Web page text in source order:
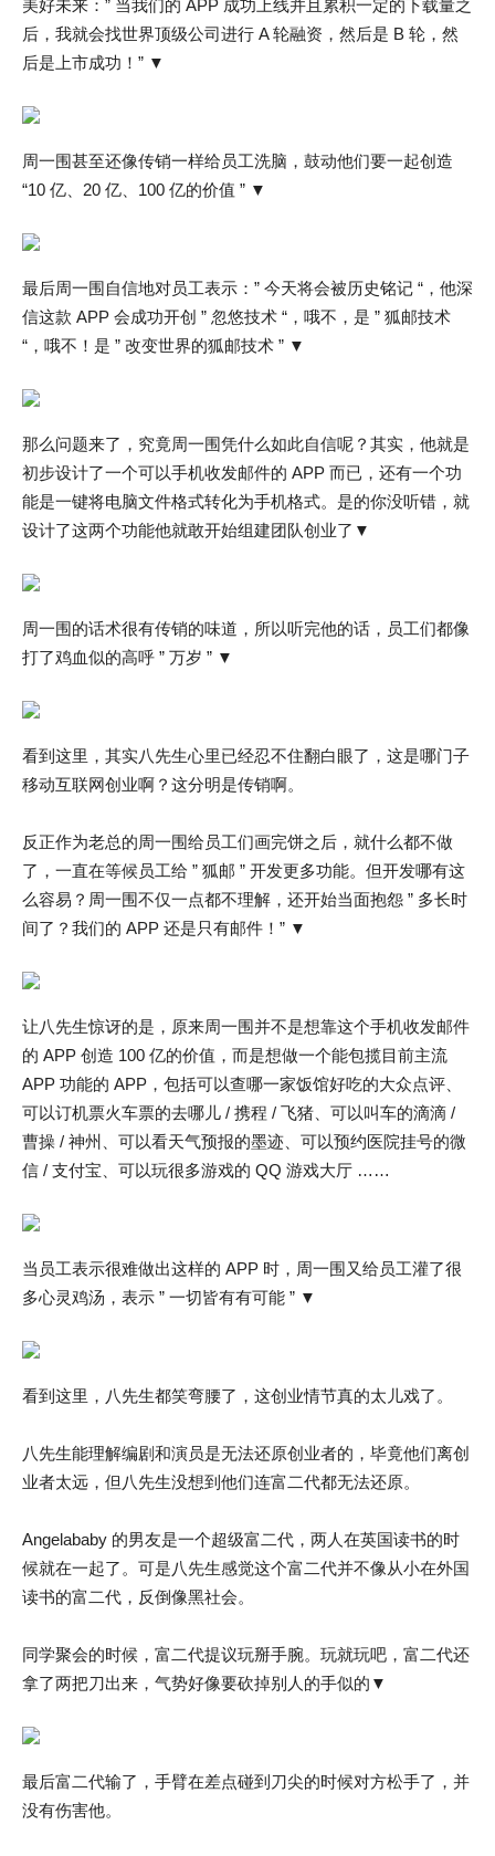
美好未来：” 当我们的 APP 成功上线并且累积一定的下载量之
后，我就会找世界顶级公司进行 A 轮融资，然后是 B 轮，然
后是上市成功！” ▼
周一围甚至还像传销一样给员工洗脑，鼓动他们要一起创造
“10 亿、20 亿、100 亿的价值 ” ▼
最后周一围自信地对员工表示：” 今天将会被历史铭记 “，他深
信这款 APP 会成功开创 ” 忽悠技术 “，哦不，是 ” 狐邮技术
“，哦不！是 ” 改变世界的狐邮技术 ” ▼
那么问题来了，究竟周一围凭什么如此自信呢？其实，他就是
初步设计了一个可以手机收发邮件的 APP 而已，还有一个功
能是一键将电脑文件格式转化为手机格式。是的你没听错，就
设计了这两个功能他就敢开始组建团队创业了▼
周一围的话术很有传销的味道，所以听完他的话，员工们都像
打了鸡血似的高呼 ” 万岁 ” ▼
看到这里，其实八先生心里已经忍不住翻白眼了，这是哪门子
移动互联网创业啊？这分明是传销啊。
反正作为老总的周一围给员工们画完饼之后，就什么都不做
了，一直在等候员工给 ” 狐邮 ” 开发更多功能。但开发哪有这
么容易？周一围不仅一点都不理解，还开始当面抱怨 ” 多长时
间了？我们的 APP 还是只有邮件！” ▼
让八先生惊讶的是，原来周一围并不是想靠这个手机收发邮件
的 APP 创造 100 亿的价值，而是想做一个能包揽目前主流
APP 功能的 APP，包括可以查哪一家饭馆好吃的大众点评、
可以订机票火车票的去哪儿 / 携程 / 飞猪、可以叫车的滴滴 /
曹操 / 神州、可以看天气预报的墨迹、可以预约医院挂号的微
信 / 支付宝、可以玩很多游戏的 QQ 游戏大厅 ……
当员工表示很难做出这样的 APP 时，周一围又给员工灌了很
多心灵鸡汤，表示 ” 一切皆有有可能 ” ▼
看到这里，八先生都笑弯腰了，这创业情节真的太儿戏了。
八先生能理解编剧和演员是无法还原创业者的，毕竟他们离创
业者太远，但八先生没想到他们连富二代都无法还原。
Angelababy 的男友是一个超级富二代，两人在英国读书的时
候就在一起了。可是八先生感觉这个富二代并不像从小在外国
读书的富二代，反倒像黑社会。
同学聚会的时候，富二代提议玩掰手腕。玩就玩吧，富二代还
拿了两把刀出来，气势好像要砍掉别人的手似的▼
最后富二代输了，手臂在差点碰到刀尖的时候对方松手了，并
没有伤害他。